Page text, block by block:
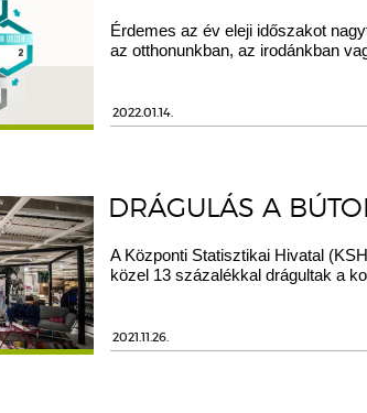
Érdemes az év eleji időszakot
az otthonunkban, az irodánkban
2022.01.14.
DRÁGULÁS A
A Központi Statisztikai Hivatal
közel 13 százalékkal drágultak a
2021.11.26.